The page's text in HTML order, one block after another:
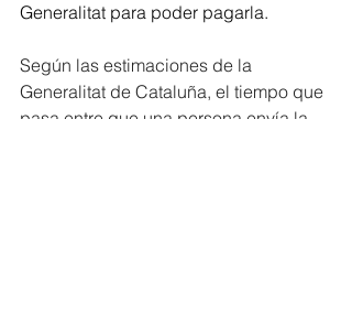
Generalitat para poder pagarla.
Según las estimaciones de la
Generalitat de Cataluña, el tiempo que
pasa entre que una persona envía la